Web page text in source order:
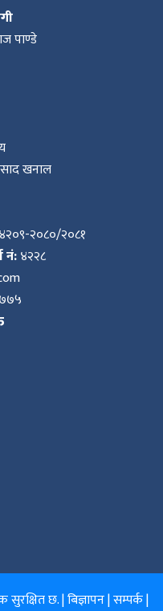
पाण्डे
खनाल
४२०९-२०८०/२०८१
नं:४२२८
सुरक्षित छ. |बिज्ञापन|सम्पर्क|